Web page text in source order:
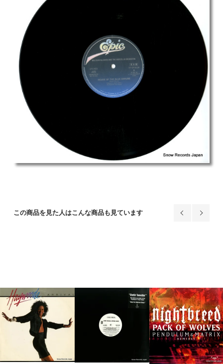
この商品を見た人はこんな商品も見ています